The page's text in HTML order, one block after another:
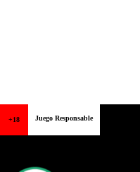
+18 Juego Responsable